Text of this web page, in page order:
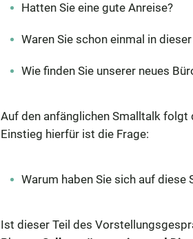
Hatten Sie eine gute Anreise?
Waren Sie schon einmal in
Wie finden Sie unserer neues
Auf den anfänglichen Smalltalk folgt
Einstieg hierfür ist die Frage:
Warum haben Sie sich auf diese
Ist dieser Teil des